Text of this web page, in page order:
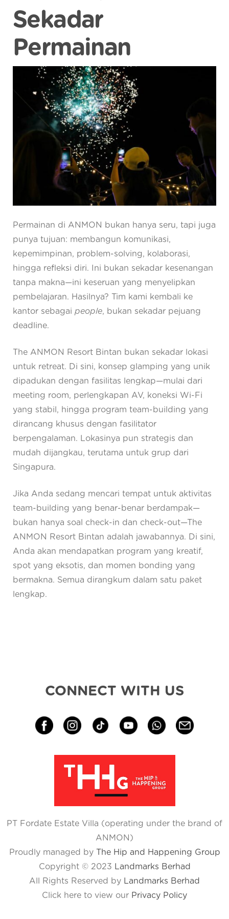
Sekadar
Permainan
Permainan di ANMON bukan hanya seru, tapi juga
punya tujuan: membangun komunikasi,
kepemimpinan, problem-solving, kolaborasi,
hingga refleksi diri. Ini bukan sekadar kesenangan
tanpa makna—ini keseruan yang menyelipkan
pembelajaran. Hasilnya? Tim kami kembali ke
kantor sebagai people, bukan sekadar pejuang
deadline.
The ANMON Resort Bintan bukan sekadar lokasi
untuk retreat. Di sini, konsep glamping yang unik
dipadukan dengan fasilitas lengkap—mulai dari
meeting room, perlengkapan AV, koneksi Wi-Fi
yang stabil, hingga program team-building yang
dirancang khusus dengan fasilitator
berpengalaman. Lokasinya pun strategis dan
mudah dijangkau, terutama untuk grup dari
Singapura.
Jika Anda sedang mencari tempat untuk aktivitas
team-building yang benar-benar berdampak—
bukan hanya soal check-in dan check-out—The
ANMON Resort Bintan adalah jawabannya. Di sini,
Anda akan mendapatkan program yang kreatif,
spot yang eksotis, dan momen bonding yang
bermakna. Semua dirangkum dalam satu paket
lengkap.
CONNECT WITH US
PT Fordate Estate Villa (operating under the brand of
ANMON)
Proudly managed by The Hip and Happening Group
Copyright © 2023 Landmarks Berhad
All Rights Reserved by Landmarks Berhad
Click here to view our Privacy Policy